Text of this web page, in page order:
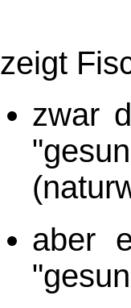
zeigt
zwar
aber